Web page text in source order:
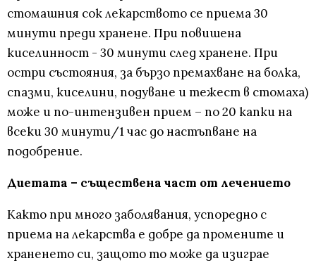
стомашния сок лекарството се приема 30
минути преди хранене. При повишена
киселинност - 30 минути след хранене. При
остри състояния, за бързо премахване на болка,
спазми, киселини, подуване и тежест в стомаха)
може и по-интензивен прием – по 20 капки на
всеки 30 минути/1 час до настъпване на
подобрение.
Диетата – съществена част от лечението
Както при много заболявания, успоредно с
приема на лекарства е добре да промените и
храненето си, защото то може да изиграе